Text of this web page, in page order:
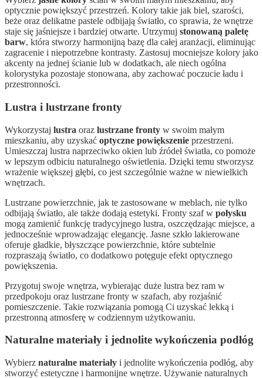
optycznie powiększyć przestrzeń. Kolory takie jak biel, szarości,
beże oraz delikatne pastele odbijają światło, co sprawia, że wnętrze
staje się jaśniejsze i bardziej otwarte. Utrzymuj stonowaną paletę
barw, która stworzy harmonijną bazę dla całej aranżacji, eliminując
zagracenie i niepotrzebne kontrasty. Zastosuj mocniejsze kolory jako
akcenty na jednej ścianie lub w dodatkach, ale niech ogólna
kolorystyka pozostaje stonowana, aby zachować poczucie ładu i
przestronności.
Lustra i lustrzane fronty
Wykorzystaj lustra oraz lustrzane fronty w swoim małym
mieszkaniu, aby uzyskać optyczne powiększenie przestrzeni.
Umieszczaj lustra naprzeciwko okien lub źródeł światła, co pomoże
w lepszym odbiciu naturalnego oświetlenia. Dzięki temu stworzysz
wrażenie większej głębi, co jest szczególnie ważne w niewielkich
wnętrzach.
Lustrzane powierzchnie, jak te zastosowane w meblach, nie tylko
odbijają światło, ale także dodają estetyki. Fronty szaf w połysku
mogą zamienić funkcję tradycyjnego lustra, oszczędzając miejsce, a
jednocześnie wprowadzając elegancję. Jasne szkło lakierowane
oferuje gładkie, błyszczące powierzchnie, które subtelnie
rozpraszają światło, co dodatkowo potęguje efekt optycznego
powiększenia.
Przygotuj swoje wnętrza, wybierając duże lustra bez ram w
przedpokoju oraz lustrzane fronty w szafach, aby rozjaśnić
pomieszczenie. Takie rozwiązania pomogą Ci uzyskać lekką i
przestronną atmosferę w codziennym użytkowaniu.
Naturalne materiały i jednolite wykończenia podłóg
Wybierz naturalne materiały i jednolite wykończenia podłóg, aby
stworzyć estetyczne i harmonijne wnętrze. Używanie naturalnych